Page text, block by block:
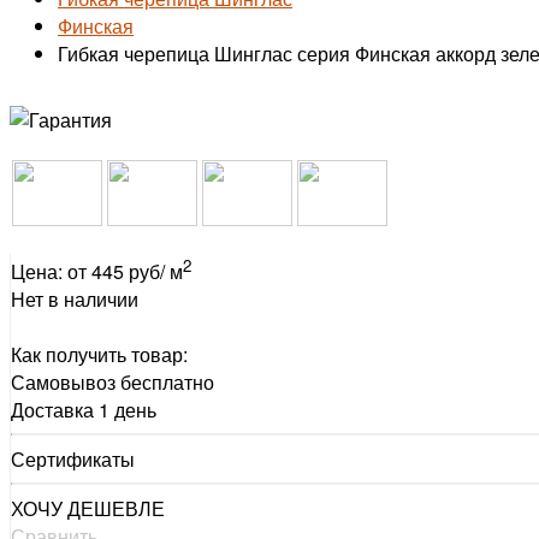
Финская
Гибкая черепица Шинглас серия Финская аккорд
Цена: от 445 руб/ м2
Нет в наличии
Как получить товар:
Самовывоз бесплатно
Доставка 1 день
Сертификаты
ХОЧУ ДЕШЕВЛЕ